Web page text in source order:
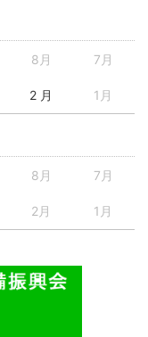
8月 7月
2 月 1月
8月 7月
2月 1月